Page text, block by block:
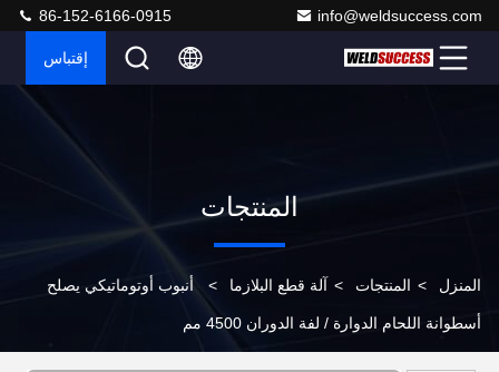
info@weldsuccess.com
86-152-6166-0915
إقتباس
المنتجات
المنزل > المنتجات > آلة قطع البلازما > أنبوب أوتوماتيكي يصلح
أسطوانة اللحام الدوارة / لفة الدوران 4500 مم